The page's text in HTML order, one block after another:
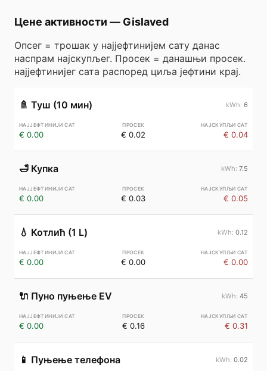
Цене активности — Gislaved
Опсег = трошак у најјефтинијем сату данас
наспрам најскупљег. Просек = данашњи просек.
најјефтинијег сата распоред циља јефтини крај.
🚿 Туш (10 мин) 6
€ 0.00 € 0.02 € 0.04
🛁 Купка 7.5
€ 0.00 € 0.03 € 0.05
💧 Котлић (1 L) 0.12
€ 0.00 € 0.00 € 0.00
🔌 Пуно пуњење EV 45
€ 0.00 € 0.16 € 0.31
📱 Пуњење телефона 0.02